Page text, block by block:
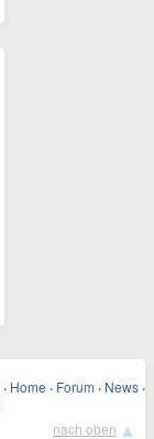
· Home · Forum · News ·
nach oben ▲